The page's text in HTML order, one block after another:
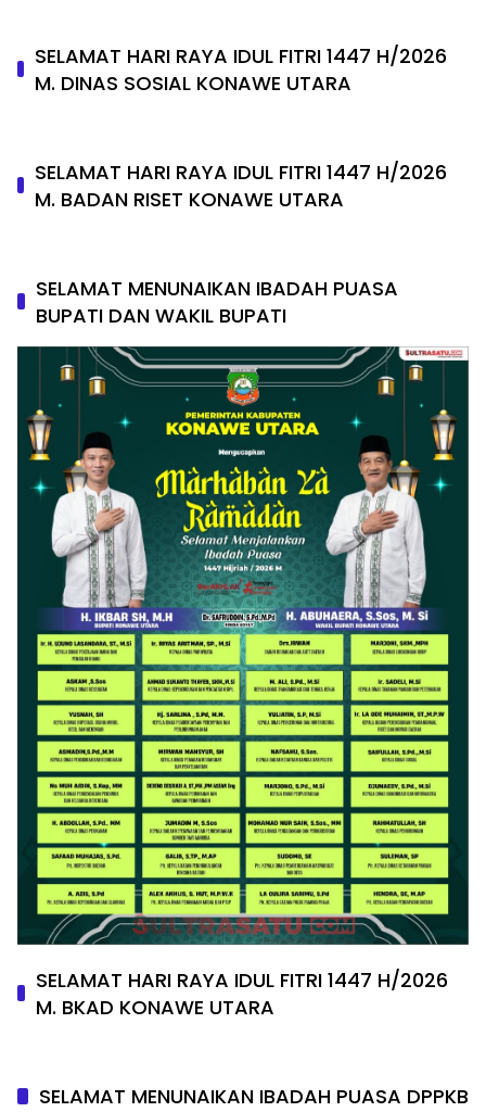
SELAMAT HARI RAYA IDUL FITRI 1447 H/2026
M. DINAS SOSIAL KONAWE UTARA
SELAMAT HARI RAYA IDUL FITRI 1447 H/2026
M. BADAN RISET KONAWE UTARA
SELAMAT MENUNAIKAN IBADAH PUASA
BUPATI DAN WAKIL BUPATI
SELAMAT HARI RAYA IDUL FITRI 1447 H/2026
M. BKAD KONAWE UTARA
SELAMAT MENUNAIKAN IBADAH PUASA DPPKB